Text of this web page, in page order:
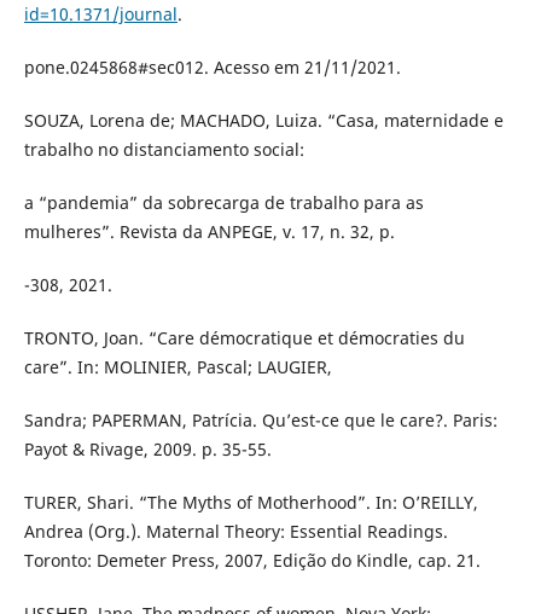
id=10.1371/journal.
pone.0245868#sec012. Acesso em 21/11/2021.
SOUZA, Lorena de; MACHADO, Luiza. “Casa, maternidade e
trabalho no distanciamento social:
a “pandemia” da sobrecarga de trabalho para as
mulheres”. Revista da ANPEGE, v. 17, n. 32, p.
-308, 2021.
TRONTO, Joan. “Care démocratique et démocraties du
care”. In: MOLINIER, Pascal; LAUGIER,
Sandra; PAPERMAN, Patrícia. Qu’est-ce que le care?. Paris:
Payot & Rivage, 2009. p. 35-55.
TURER, Shari. “The Myths of Motherhood”. In: O’REILLY,
Andrea (Org.). Maternal Theory: Essential Readings.
Toronto: Demeter Press, 2007, Edição do Kindle, cap. 21.